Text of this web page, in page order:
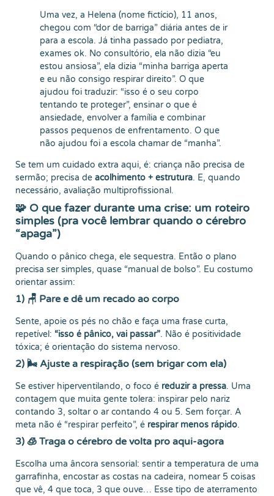
Uma vez, a Helena (nome fictício), 11 anos,
chegou com “dor de barriga” diária antes de ir
para a escola. Já tinha passado por pediatra,
exames ok. No consultório, ela não dizia “eu
estou ansiosa”, ela dizia “minha barriga aperta
e eu não consigo respirar direito”. O que
ajudou foi traduzir: “isso é o seu corpo
tentando te proteger”, ensinar o que é
ansiedade, envolver a família e combinar
passos pequenos de enfrentamento. O que
não ajudou foi a escola chamar de “manha”.
Se tem um cuidado extra aqui, é: criança não precisa de
sermão; precisa de acolhimento + estrutura. E, quando
necessário, avaliação multiprofissional.
🧩 O que fazer durante uma crise: um roteiro
simples (pra você lembrar quando o cérebro
“apaga”)
Quando o pânico chega, ele sequestra. Então o plano
precisa ser simples, quase “manual de bolso”. Eu costumo
orientar assim:
1) 🪑 Pare e dê um recado ao corpo
Sente, apoie os pés no chão e faça uma frase curta,
repetível: “isso é pânico, vai passar”. Não é positividade
tóxica; é orientação do sistema nervoso.
2) 🌬️ Ajuste a respiração (sem brigar com ela)
Se estiver hiperventilando, o foco é reduzir a pressa. Uma
contagem que muita gente tolera: inspirar pelo nariz
contando 3, soltar o ar contando 4 ou 5. Sem forçar. A
meta não é “respirar perfeito”, é respirar menos rápido.
3) 🧊 Traga o cérebro de volta pro aqui-agora
Escolha uma âncora sensorial: sentir a temperatura de uma
garrafinha, encostar as costas na cadeira, nomear 5 coisas
que vê, 4 que toca, 3 que ouve… Esse tipo de aterramento